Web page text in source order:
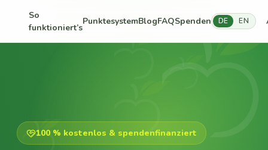
So
funktioniert’s
PunktesystemBlogFAQSpenden DE EN
100 % kostenlos & spendenfinanziert